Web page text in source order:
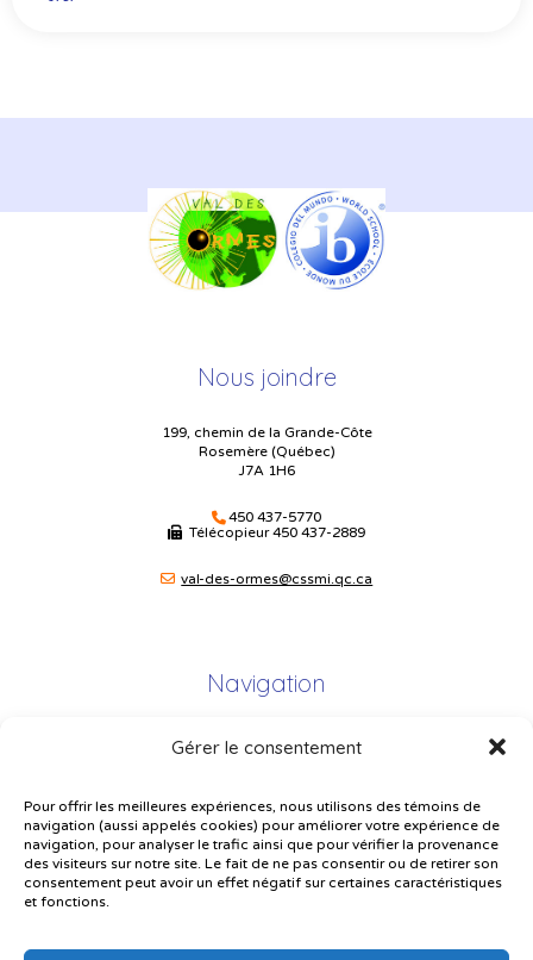
Gérer le consentement
Pour offrir les meilleures expériences, nous utilisons des témoins de
navigation (aussi appelés cookies) pour améliorer votre expérience de
navigation, pour analyser le trafic ainsi que pour vérifier la provenance
des visiteurs sur notre site. Le fait de ne pas consentir ou de retirer son
consentement peut avoir un effet négatif sur certaines caractéristiques
et fonctions.
Nous joindre
199, chemin de la Grande-Côte
Rosemère (Québec)
J7A 1H6
450 437-5770
Télécopieur450 437-2889
val-des-ormes@cssmi.qc.ca
Navigation
Plan du site
Plainte – service à l’élève
Politique de confidentialité